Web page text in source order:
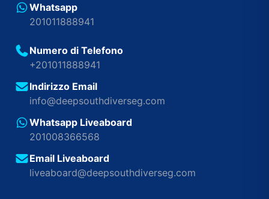
Whatsapp
201011888941
Numero di Telefono
+201011888941
Indirizzo Email
info@deepsouthdiverseg.com
Whatsapp Liveaboard
201008366568
Email Liveaboard
liveaboard@deepsouthdiverseg.com